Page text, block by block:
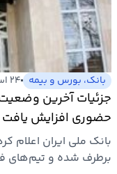
بانک، بورس و بیمه ۲۴ اسفند ۱۴۰۴
جزئیات آخرین
حضوری افزایش یافت
بانک ملی ایران
برطرف شده و تیم‌های